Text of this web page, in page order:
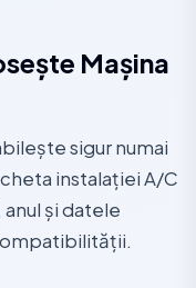
Mașina
sigur numai
instalației A/C
și datele